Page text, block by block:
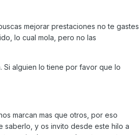
mejorar prestaciones no te gastes
lo cual mola, pero no las
alguien lo tiene por favor que lo
marcan mas que otros, por eso
saberlo, y os invito desde este hilo a